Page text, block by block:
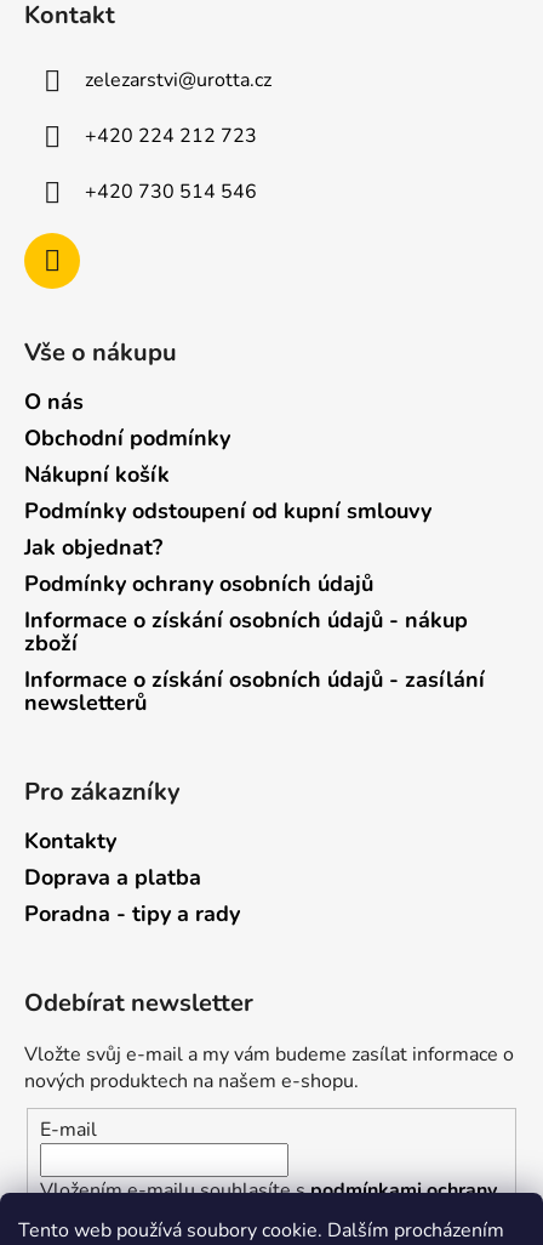
Tento web používá soubory cookie. Dalším procházením
Kontakt
zelezarstvi@urotta.cz
+420 224 212 723
+420 730 514 546
Vše o nákupu
O nás
Obchodní podmínky
Nákupní košík
Podmínky odstoupení od kupní smlouvy
Jak objednat?
Podmínky ochrany osobních údajů
Informace o získání osobních údajů - nákup
zboží
Informace o získání osobních údajů - zasílání
newsletterů
Pro zákazníky
Kontakty
Doprava a platba
Poradna - tipy a rady
Odebírat newsletter
Vložte svůj e-mail a my vám budeme zasílat informace o
nových produktech na našem e-shopu.
E-mail
Vložením e-mailu souhlasíte spodmínkami ochrany
osobních údajů